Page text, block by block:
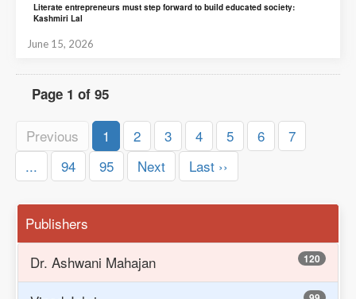
Literate entrepreneurs must step forward to build educated society:
Kashmiri Lal
June 15, 2026
Page 1 of 95
Previous 1 2 3 4 5 6
7
...
94 95 Next Last ››
Publishers
Dr. Ashwani Mahajan
120